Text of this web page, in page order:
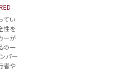
てい
性を
ーが
の一
パー
者や